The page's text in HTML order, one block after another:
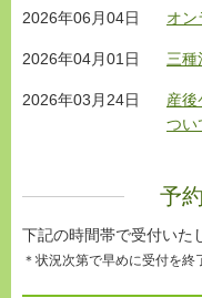
2026年06月04日 オン
2026年04月01日 三種
2026年03月24日
産後
つい
予
下記の時間帯で受付いた
＊状況次第で早めに受付を終